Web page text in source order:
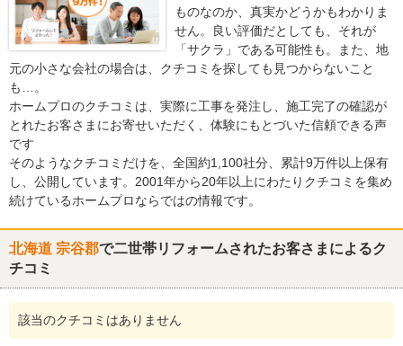
ものなのか、真実かどうかもわかりま
せん。良い評価だとしても、それが
「サクラ」である可能性も。また、地
元の小さな会社の場合は、クチコミを探しても見つからないこと
も…。
ホームプロのクチコミは、実際に工事を発注し、施工完了の確認が
とれたお客さまにお寄せいただく、体験にもとづいた信頼できる声
です
そのようなクチコミだけを、全国約1,100社分、累計9万件以上保有
し、公開しています。2001年から20年以上にわたりクチコミを集め
続けているホームプロならではの情報です。
北海道 宗谷郡で二世帯リフォームされたお客さまによるク
チコミ
該当のクチコミはありません